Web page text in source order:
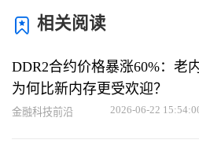
相关阅读
DDR2合约价格暴涨60%：老
为何比新内存更受欢迎？
金融科技前沿 2026-06-22